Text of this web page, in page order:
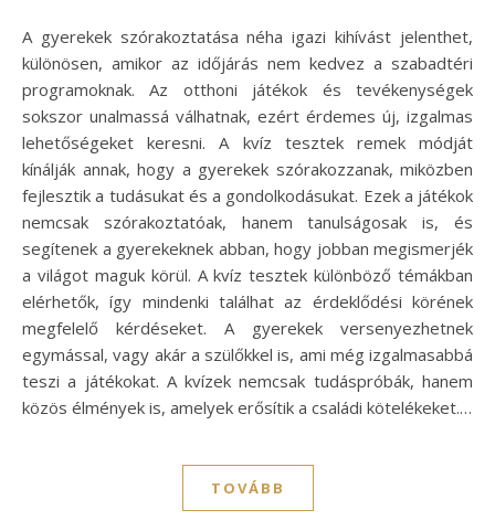
A gyerekek szórakoztatása néha igazi kihívást jelenthet,
különösen, amikor az időjárás nem kedvez a szabadtéri
programoknak. Az otthoni játékok és tevékenységek
sokszor unalmassá válhatnak, ezért érdemes új, izgalmas
lehetőségeket keresni. A kvíz tesztek remek módját
kínálják annak, hogy a gyerekek szórakozzanak, miközben
fejlesztik a tudásukat és a gondolkodásukat. Ezek a játékok
nemcsak szórakoztatóak, hanem tanulságosak is, és
segítenek a gyerekeknek abban, hogy jobban megismerjék
a világot maguk körül. A kvíz tesztek különböző témákban
elérhetők, így mindenki találhat az érdeklődési körének
megfelelő kérdéseket. A gyerekek versenyezhetnek
egymással, vagy akár a szülőkkel is, ami még izgalmasabbá
teszi a játékokat. A kvízek nemcsak tudáspróbák, hanem
közös élmények is, amelyek erősítik a családi kötelékeket.…
TOVÁBB